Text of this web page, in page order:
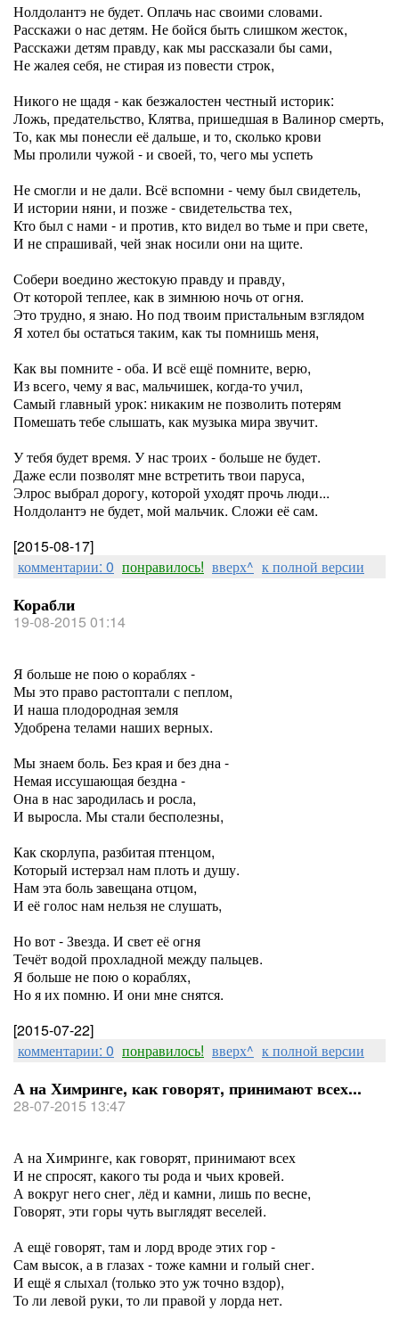
Нолдолантэ не будет. Оплачь нас своими словами.
Расскажи о нас детям. Не бойся быть слишком жесток,
Расскажи детям правду, как мы рассказали бы сами,
Не жалея себя, не стирая из повести строк,
Никого не щадя - как безжалостен честный историк:
Ложь, предательство, Клятва, пришедшая в Валинор смерть,
То, как мы понесли её дальше, и то, сколько крови
Мы пролили чужой - и своей, то, чего мы успеть
Не смогли и не дали. Всё вспомни - чему был свидетель,
И истории няни, и позже - свидетельства тех,
Кто был с нами - и против, кто видел во тьме и при свете,
И не спрашивай, чей знак носили они на щите.
Собери воедино жестокую правду и правду,
От которой теплее, как в зимнюю ночь от огня.
Это трудно, я знаю. Но под твоим пристальным взглядом
Я хотел бы остаться таким, как ты помнишь меня,
Как вы помните - оба. И всё ещё помните, верю,
Из всего, чему я вас, мальчишек, когда-то учил,
Самый главный урок: никаким не позволить потерям
Помешать тебе слышать, как музыка мира звучит.
У тебя будет время. У нас троих - больше не будет.
Даже если позволят мне встретить твои паруса,
Элрос выбрал дорогу, которой уходят прочь люди...
Нолдолантэ не будет, мой мальчик. Сложи её сам.
[2015-08-17]
комментарии: 0 понравилось! вверх^ к полной версии
Корабли
19-08-2015 01:14
Я больше не пою о кораблях -
Мы это право растоптали с пеплом,
И наша плодородная земля
Удобрена телами наших верных.
Мы знаем боль. Без края и без дна -
Немая иссушающая бездна -
Она в нас зародилась и росла,
И выросла. Мы стали бесполезны,
Как скорлупа, разбитая птенцом,
Который истерзал нам плоть и душу.
Нам эта боль завещана отцом,
И её голос нам нельзя не слушать,
Но вот - Звезда. И свет её огня
Течёт водой прохладной между пальцев.
Я больше не пою о кораблях,
Но я их помню. И они мне снятся.
[2015-07-22]
комментарии: 0 понравилось! вверх^ к полной версии
А на Химринге, как говорят, принимают всех...
28-07-2015 13:47
А на Химринге, как говорят, принимают всех
И не спросят, какого ты рода и чьих кровей.
А вокруг него снег, лёд и камни, лишь по весне,
Говорят, эти горы чуть выглядят веселей.
А ещё говорят, там и лорд вроде этих гор -
Сам высок, а в глазах - тоже камни и голый снег.
И ещё я слыхал (только это уж точно вздор),
То ли левой руки, то ли правой у лорда нет.